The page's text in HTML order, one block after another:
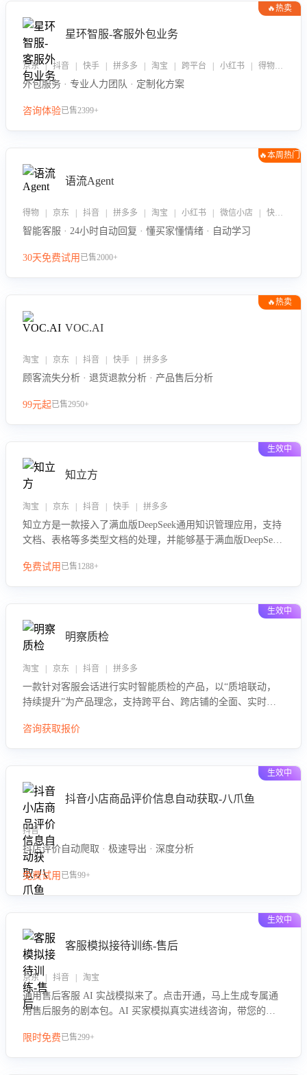
🔥热卖
星环智服-客服外包业务
京东 | 抖音 | 快手 | 拼多多 | 淘宝 | 跨平台 | 小红书 | 得物 | 企业微信
外包服务 · 专业人力团队 · 定制化方案
咨询体验已售2399+
🔥本周热门
语流Agent
得物 | 京东 | 抖音 | 拼多多 | 淘宝 | 小红书 | 微信小店 | 快手 | 唯品会
智能客服 · 24小时自动回复 · 懂买家懂情绪 · 自动学习
30天免费试用 已售2000+
🔥热卖
VOC.AI
淘宝 | 京东 | 抖音 | 快手 | 拼多多
顾客流失分析 · 退货退款分析 · 产品售后分析
99元起已售2950+
生效中
知立方
淘宝 | 京东 | 抖音 | 快手 | 拼多多
知立方是一款接入了满血版DeepSeek通用知识管理应用，支持
文档、表格等多类型文档的处理，并能够基于满血版DeepSeek
助用户高效管理和利用知识资源。通过该产品，用户可以轻松
免费试用 已售1288+
生效中
明察质检
淘宝 | 京东 | 抖音 | 拼多多
一款针对客服会话进行实时智能质检的产品，以“质培联动，
持续提升”为产品理念，支持跨平台、跨店铺的全面、实时、
队的销服能力。
咨询获取报价
生效中
抖音小店商品评价信息自动获取-八爪鱼
抖音
抖店评价自动爬取 · 极速导出 · 深度分析
免费试用 已售99+
生效中
客服模拟接待训练-售后
京东 | 抖音 | 淘宝
通用售后客服 AI 实战模拟来了。点击开通，马上生成专属通
用售后服务的剧本包。AI 买家模拟真实进线咨询，带您的客
要点，轻松提升服务能力。
限时免费已售299+